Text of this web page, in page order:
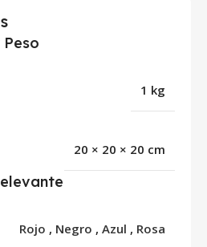
Peso
1 kg
20 × 20 × 20 cm
Rojo , Negro , Azul , Rosa